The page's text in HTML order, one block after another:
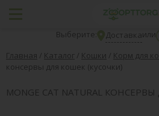
Выберите: Доставкаили
Главная / Каталог / Кошки / Корм для
консервы для кошек (кусочки)
MONGE CAT NATURAL